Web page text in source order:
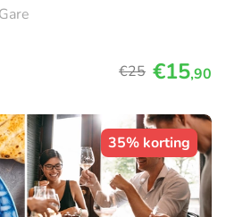
€25 €15,90
35% korting